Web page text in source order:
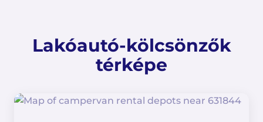
Lakóautó-kölcsönzők
térképe